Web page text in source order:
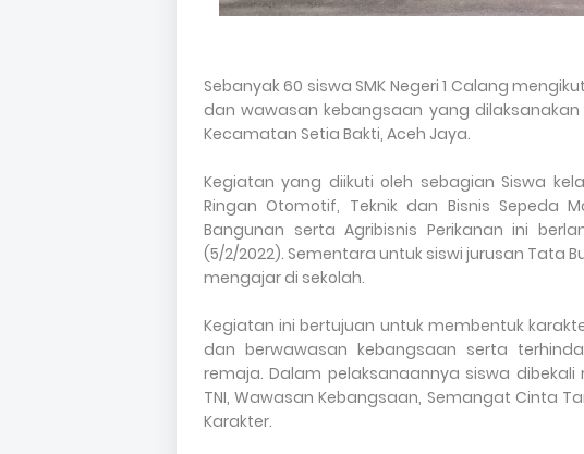
Sebanyak 60 siswa SMK Negeri 1 Calang
dan wawasan kebangsaan yang dilaksanakan
Kecamatan Setia Bakti, Aceh Jaya.
Kegiatan yang diikuti oleh sebagian Siswa
Ringan Otomotif, Teknik dan Bisnis Sepeda
Bangunan serta Agribisnis Perikanan ini
(5/2/2022). Sementara untuk siswi jurusan Tata
mengajar di sekolah.
Kegiatan ini bertujuan untuk membentuk
dan berwawasan kebangsaan serta
remaja. Dalam pelaksanaannya siswa
TNI, Wawasan Kebangsaan, Semangat Cinta
Karakter.